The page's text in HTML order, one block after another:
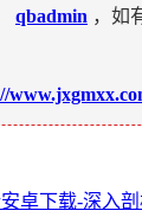
qbadmin ，如
卓下载-深入